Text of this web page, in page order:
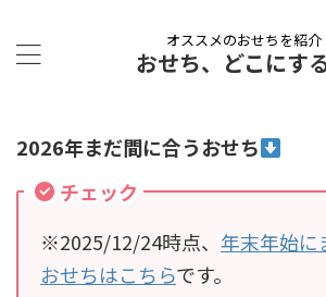
オススメのおせちを紹介
おせち、どこにす
2026年まだ間に合うおせち
チェック
※2025/12/24時点、 年末年始に
おせちはこちらです。